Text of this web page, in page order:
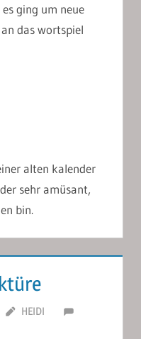
ging um neue
das wortspiel
alten kalender
sehr amüsant,
bin.
HEIDI